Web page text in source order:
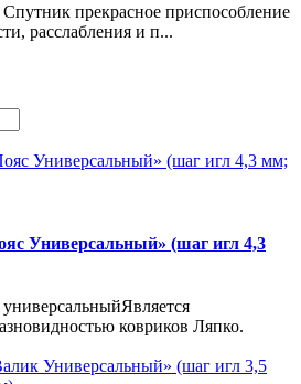
прекрасное приспособление
расслабления и п...
Универсальный» (шаг игл 4,3
ковриков Ляпко.